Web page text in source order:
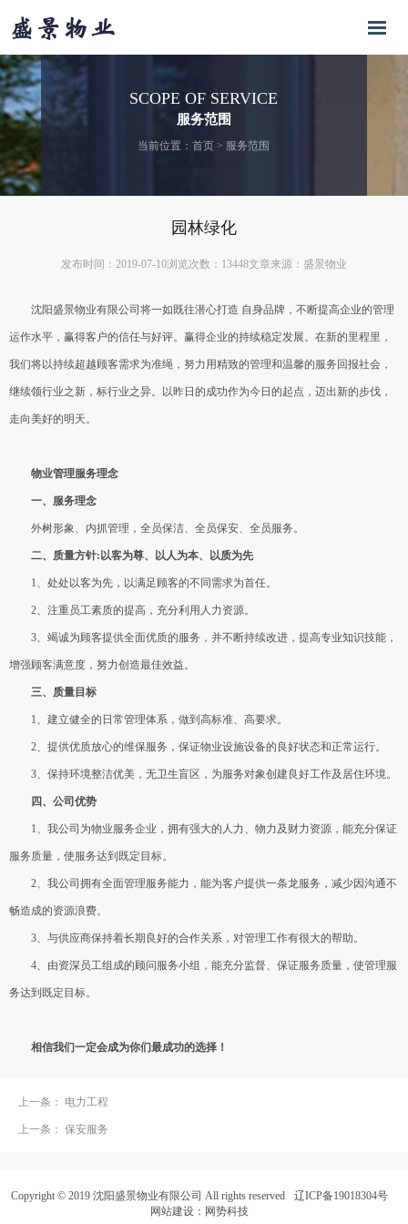
SCOPE OF SERVICE
服务范围
当前位置：首页 > 服务范围
园林绿化
发布时间：2019-07-10浏览次数：13448文章来源：盛景物业
沈阳盛景物业有限公司将一如既往潜心打造 自身品牌，不断提高企业的管理
运作水平，赢得客户的信任与好评。赢得企业的持续稳定发展。在新的里程里，
我们将以持续超越顾客需求为准绳，努力用精致的管理和温馨的服务回报社会，
继续领行业之新，标行业之异。以昨日的成功作为今日的起点，迈出新的步伐，
走向美好的明天。
物业管理服务理念
一、服务理念
外树形象、内抓管理，全员保洁、全员保安、全员服务。
二、质量方针:以客为尊、以人为本、以质为先
1、处处以客为先，以满足顾客的不同需求为首任。
2、注重员工素质的提高，充分利用人力资源。
3、竭诚为顾客提供全面优质的服务，并不断持续改进，提高专业知识技能，
增强顾客满意度，努力创造最佳效益。
三、质量目标
1、建立健全的日常管理体系，做到高标准、高要求。
2、提供优质放心的维保服务，保证物业设施设备的良好状态和正常运行。
3、保持环境整洁优美，无卫生盲区，为服务对象创建良好工作及居住环境。
四、公司优势
1、我公司为物业服务企业，拥有强大的人力、物力及财力资源，能充分保证
服务质量，使服务达到既定目标。
2、我公司拥有全面管理服务能力，能为客户提供一条龙服务，减少因沟通不
畅造成的资源浪费。
3、与供应商保持着长期良好的合作关系，对管理工作有很大的帮助。
4、由资深员工组成的顾问服务小组，能充分监督、保证服务质量，使管理服
务达到既定目标。
相信我们一定会成为你们最成功的选择！
上一条： 电力工程
上一条： 保安服务
Copyright © 2019 沈阳盛景物业有限公司 All rights reserved
辽ICP备19018304号
网站建设 ：网势科技